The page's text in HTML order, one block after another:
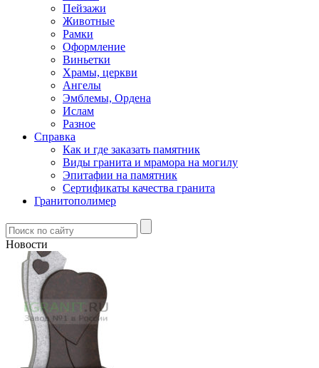
Пейзажи
Животные
Рамки
Оформление
Виньетки
Храмы, церкви
Ангелы
Эмблемы, Ордена
Ислам
Разное
Справка
Как и где заказать памятник
Виды гранита и мрамора на могилу
Эпитафии на памятник
Сертификаты качества гранита
Гранитополимер
Новости